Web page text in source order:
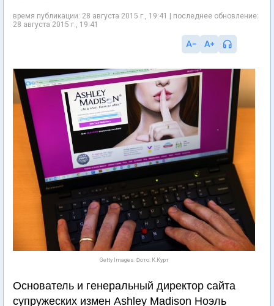
время публикации: 28 августа 2015 г., 19:41 | последнее обновление:
28 августа 2015 г., 19:41
Getty Images. Фото: К.Курт
Основатель и генеральный директор сайта
супружеских измен Ashley Madison Ноэль